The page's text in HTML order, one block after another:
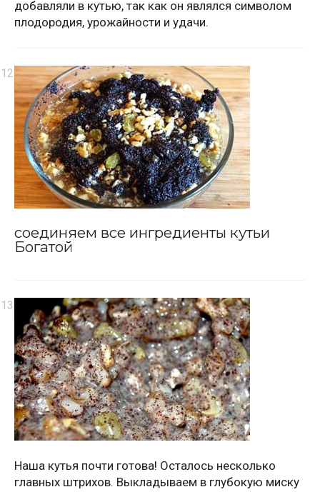
добавляли в кутью, так как он являлся символом
плодородия, урожайности и удачи.
соединяем все ингредиенты кутьи
Богатой
Наша кутья почти готова! Осталось несколько
главных штрихов. Выкладываем в глубокую миску